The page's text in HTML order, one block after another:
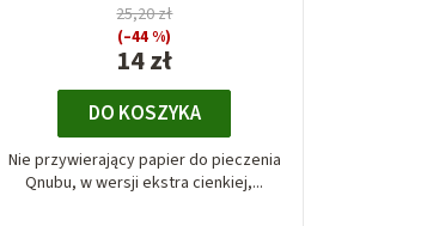
14 zł
25,20 zł
(–44 %)
DO KOSZYKA
Nie przywierający papier do pieczenia
Qnubu, w wersji ekstra cienkiej,...